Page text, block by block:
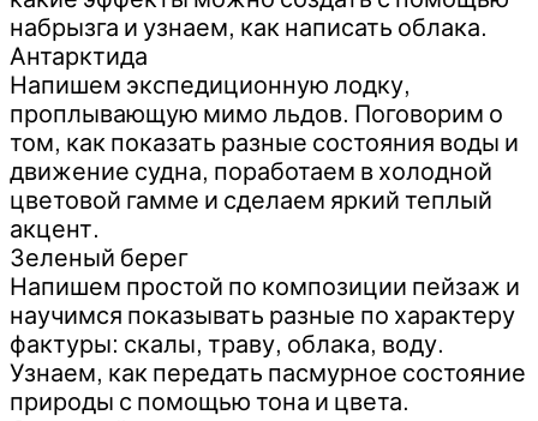
набрызга и узнаем, как написать облака.
Антарктида
Напишем экспедиционную лодку,
проплывающую мимо льдов. Поговорим о
том, как показать разные состояния воды и
движение судна, поработаем в холодной
цветовой гамме и сделаем яркий теплый
акцент.
Зеленый берег
Напишем простой по композиции пейзаж и
научимся показывать разные по характеру
фактуры: скалы, траву, облака, воду.
Узнаем, как передать пасмурное состояние
природы с помощью тона и цвета.